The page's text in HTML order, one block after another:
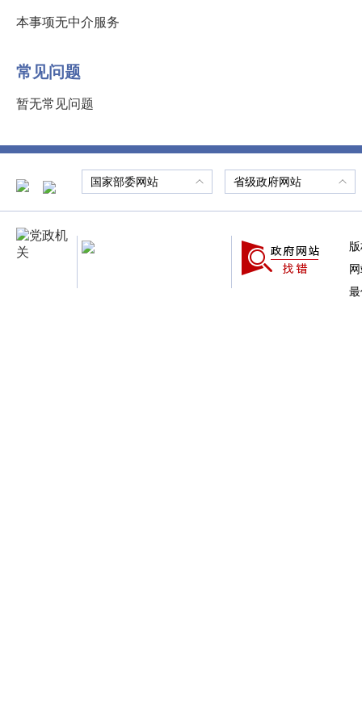
本事项无中介服务
常见问题
暂无常见问题
国家部委网站 省级政府网站